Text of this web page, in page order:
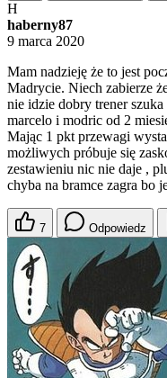
H
haberny87
9 marca 2020
Mam nadzieję że to jest
Madrycie. Niech zabierze
nie idzie dobry trener
marcelo i modric od 2
Mając 1 pkt przewagi
możliwych próbuje się
zestawieniu nic nie daje ,
chyba na bramce zagra bo
7 Odpowiedz